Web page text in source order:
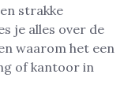
strakke
je alles over de
waarom het een
of kantoor in